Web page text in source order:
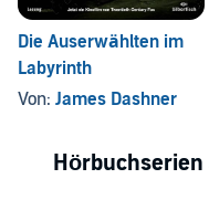
Die Auserwählten im
Labyrinth
Von: James Dashner